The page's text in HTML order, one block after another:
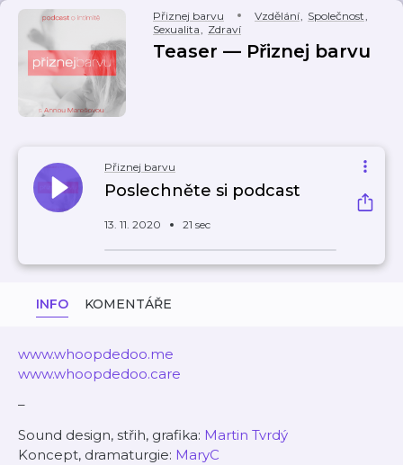
Přiznej barvu Vzdělání, Společnost,
Sexualita, Zdraví
Teaser — Přiznej barvu
Přiznej barvu
Poslechněte si podcast
13. 11. 2020 21 sec
INFO KOMENTÁŘE
www.whoopdedoo.me
www.whoopdedoo.care
–
Sound design, střih, grafika: Martin Tvrdý
Koncept, dramaturgie: MaryC